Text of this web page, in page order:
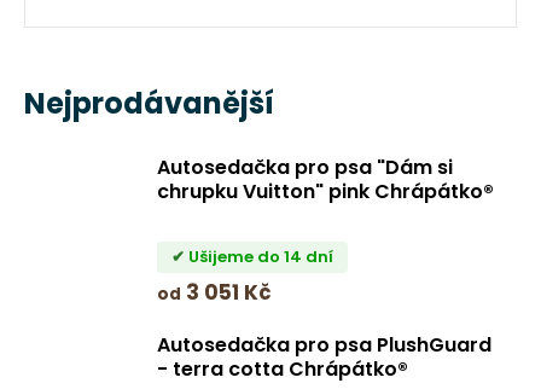
Nejprodávanější
Autosedačka pro psa "Dám si
chrupku Vuitton" pink Chrápátko®
Ušijeme do 14 dní
od 3 051 Kč
Autosedačka pro psa PlushGuard
- terra cotta Chrápátko®
Kč